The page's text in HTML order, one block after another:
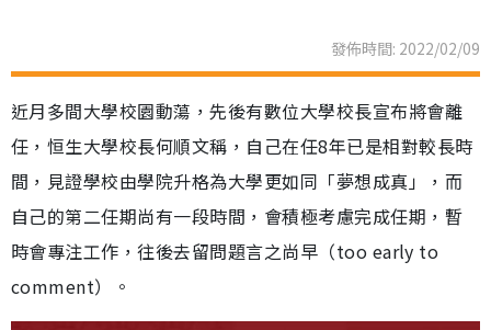
發佈時間: 2022/02/09
近月多間大學校園動蕩，先後有數位大學校長宣布將會離
任，恒生大學校長何順文稱，自己在任8年已是相對較長時
間，見證學校由學院升格為大學更如同「夢想成真」，而
自己的第二任期尚有一段時間，會積極考慮完成任期，暫
時會專注工作，往後去留問題言之尚早（too early to
comment）。